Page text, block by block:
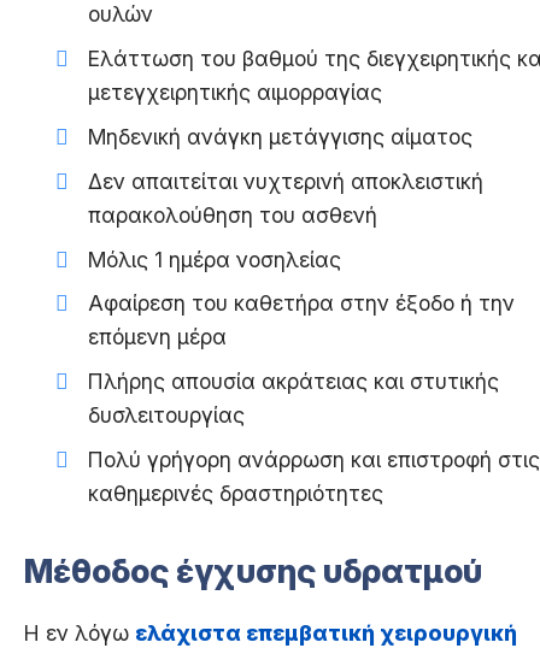
ουλών
Ελάττωση του βαθμού της διεγχειρητικής
μετεγχειρητικής αιμορραγίας
Μηδενική ανάγκη μετάγγισης αίματος
Δεν απαιτείται νυχτερινή αποκλειστική
παρακολούθηση του ασθενή
Μόλις 1 ημέρα νοσηλείας
Αφαίρεση του καθετήρα στην έξοδο ή την
επόμενη μέρα
Πλήρης απουσία ακράτειας και στυτικής
δυσλειτουργίας
Πολύ γρήγορη ανάρρωση και επιστροφή στις
καθημερινές δραστηριότητες
Μέθοδος έγχυσης υδρατμού
Η εν λόγω ελάχιστα επεμβατική χειρουργική